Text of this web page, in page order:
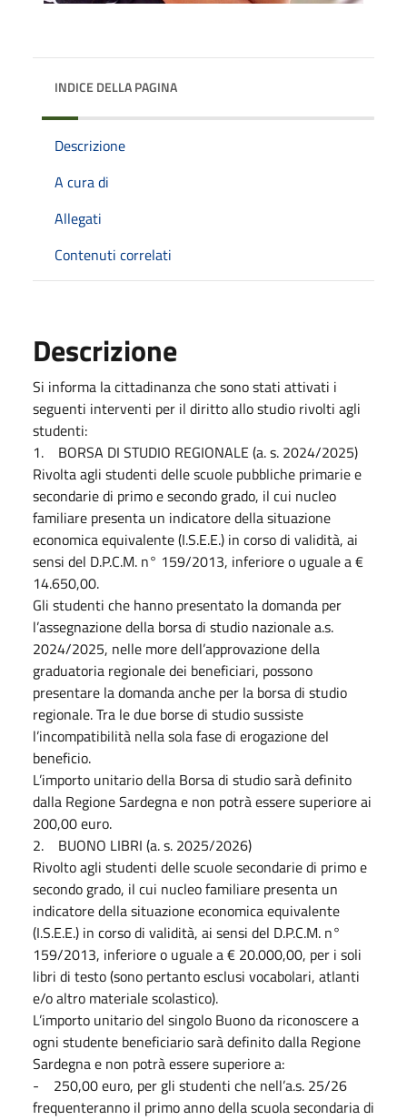
INDICE DELLA PAGINA
Descrizione
A cura di
Allegati
Contenuti correlati
Descrizione
Si informa la cittadinanza che sono stati attivati i
seguenti interventi per il diritto allo studio rivolti agli
studenti:
1. BORSA DI STUDIO REGIONALE (a. s. 2024/2025)
Rivolta agli studenti delle scuole pubbliche primarie e
secondarie di primo e secondo grado, il cui nucleo
familiare presenta un indicatore della situazione
economica equivalente (I.S.E.E.) in corso di validità, ai
sensi del D.P.C.M. n° 159/2013, inferiore o uguale a €
14.650,00.
Gli studenti che hanno presentato la domanda per
l’assegnazione della borsa di studio nazionale a.s.
2024/2025, nelle more dell’approvazione della
graduatoria regionale dei beneficiari, possono
presentare la domanda anche per la borsa di studio
regionale. Tra le due borse di studio sussiste
l’incompatibilità nella sola fase di erogazione del
beneficio.
L’importo unitario della Borsa di studio sarà definito
dalla Regione Sardegna e non potrà essere superiore ai
200,00 euro.
2. BUONO LIBRI (a. s. 2025/2026)
Rivolto agli studenti delle scuole secondarie di primo e
secondo grado, il cui nucleo familiare presenta un
indicatore della situazione economica equivalente
(I.S.E.E.) in corso di validità, ai sensi del D.P.C.M. n°
159/2013, inferiore o uguale a € 20.000,00, per i soli
libri di testo (sono pertanto esclusi vocabolari, atlanti
e/o altro materiale scolastico).
L’importo unitario del singolo Buono da riconoscere a
ogni studente beneficiario sarà definito dalla Regione
Sardegna e non potrà essere superiore a:
- 250,00 euro, per gli studenti che nell’a.s. 25/26
frequenteranno il primo anno della scuola secondaria di